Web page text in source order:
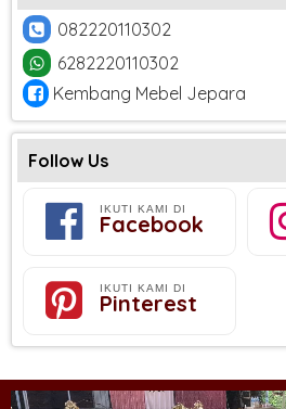
082220110302
6282220110302
Kembang Mebel Jepara
Follow Us
IKUTI KAMI DI
Facebook
IKUTI KAMI DI
Pinterest